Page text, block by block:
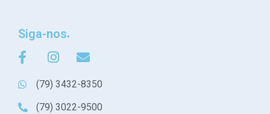
Siga-nos
(79) 3432-8350
(79) 3022-9500